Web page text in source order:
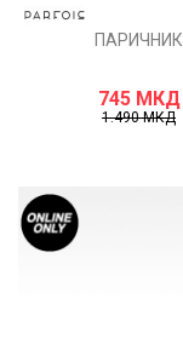
ПАРИЧНИК
745 МКД
1.490МКД